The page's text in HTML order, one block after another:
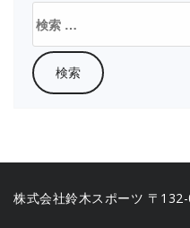
索:
株式会社鈴木スポーツ 〒